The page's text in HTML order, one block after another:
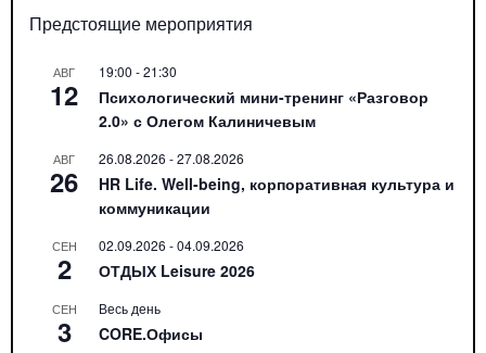
Предстоящие мероприятия
АВГ
12
19:00 -21:30
Психологический мини-тренинг «Разговор
2.0» с Олегом Калиничевым
АВГ
26
26.08.2026 -27.08.2026
HR Life. Well-being, корпоративная культура и
коммуникации
СЕН
2
02.09.2026 -04.09.2026
ОТДЫХ Leisure 2026
СЕН
3
Весь день
CORE.Офисы